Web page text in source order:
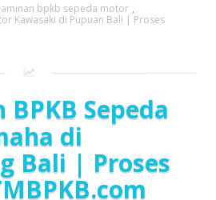
jaminan bpkb sepeda motor ,
Kawasaki di Pupuan Bali | Proses
BPKB Sepeda
di
Bali | Proses